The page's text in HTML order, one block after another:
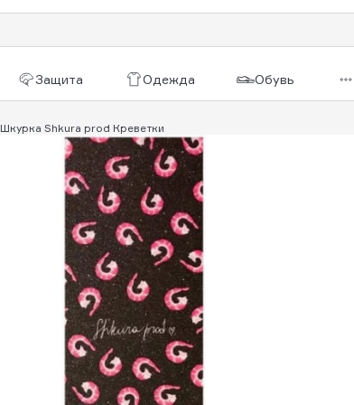
Защита Одежда Обувь
Шкурка Shkurа рrоd Креветки